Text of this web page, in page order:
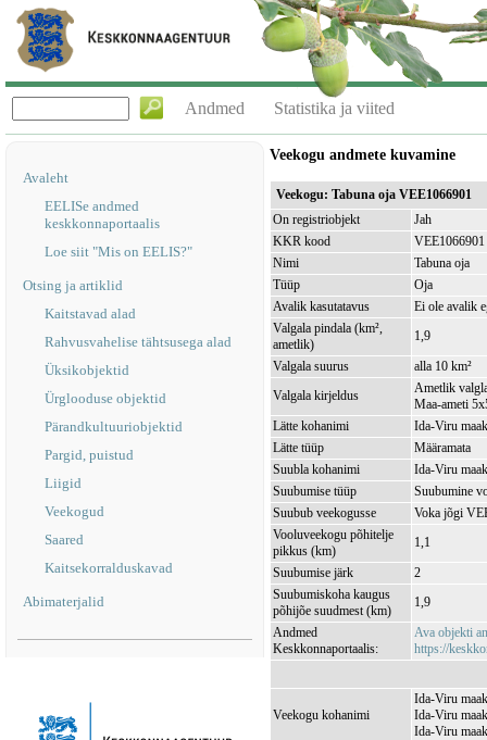
Andmed Statistika ja viited
Avaleht
EELISe andmed
keskkonnaportaalis
Loe siit "Mis on EELIS?"
Otsing ja artiklid
Kaitstavad alad
Rahvusvahelise tähtsusega alad
Üksikobjektid
Ürglooduse objektid
Pärandkultuuriobjektid
Pargid, puistud
Liigid
Veekogud
Saared
Kaitsekorralduskavad
Abimaterjalid
Veekogu andmete kuvamine
Veekogu: Tabuna oja VEE1066901
On registriobjekt
Jah
KKR kood
VEE1066901
Nimi
Tabuna oja
Tüüp
Oja
Avalik kasutatavus
Ei ole avalik
Valgala pindala (km²,
ametlik)
1,9
Valgala suurus
alla 10 km²
Valgala kirjeldus
Ametlik
Maa-ameti
Lätte kohanimi
Ida-Viru
Lätte tüüp
Määramata
Suubla kohanimi
Ida-Viru
Suubumise tüüp
Suubumine
Suubub veekogusse
Voka jõgi
Vooluveekogu põhitelje
pikkus (km)
1,1
Suubumise järk
2
Suubumiskoha kaugus
põhijõe suudmest (km)
1,9
Andmed
Keskkonnaportaalis:
Ava objekti
https://
Veekogu kohanimi
Ida-Viru
Ida-Viru
Ida-Viru